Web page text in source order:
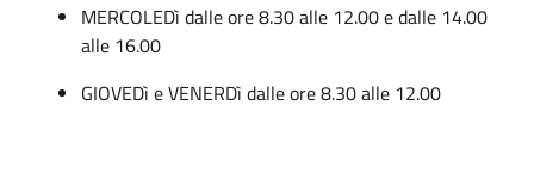
MERCOLEDì dalle ore 8.30 alle 12.00 e dalle 14.00
alle 16.00
GIOVEDì e VENERDì dalle ore 8.30 alle 12.00